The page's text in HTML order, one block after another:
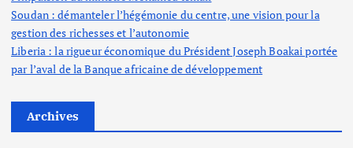
o
n
d
Soudan : démanteler l’hégémonie du centre, une vision pour la
gestion des richesses et l’autonomie
Liberia : la rigueur économique du Président Joseph Boakai portée
par l’aval de la Banque africaine de développement
Archives